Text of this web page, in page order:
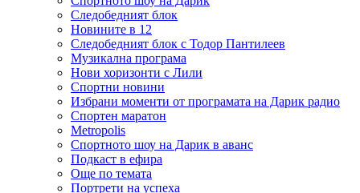
Следобедният блок
Новините в 12
Следобедният блок с Тодор Пантилеев
Музикална програма
Нови хоризонти с Лили
Спортни новини
Избрани моменти от програмата на Дарик радио
Спортен маратон
Metropolis
Спортното шоу на Дарик в аванс
Подкаст в ефира
Още по темата
Портрети на успеха